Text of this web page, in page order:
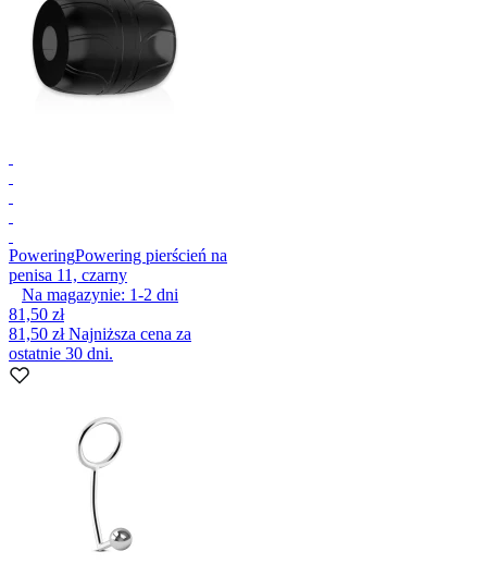
PoweringPowering pierścień na
penisa 11, czarny
Na magazynie: 1-2 dni
81,50 zł
81,50 złNajniższa cena za
ostatnie 30 dni.